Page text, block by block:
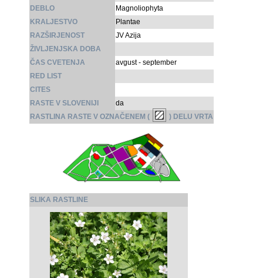
DEBLO
Magnoliophyta
KRALJESTVO
Plantae
RAZŠIRJENOST
JV Azija
ŽIVLJENJSKA DOBA
ČAS CVETENJA
avgust - september
RED LIST
CITES
RASTE V SLOVENIJI
da
RASTLINA RASTE V OZNAČENEM (
) DELU VRTA
SLIKA RASTLINE